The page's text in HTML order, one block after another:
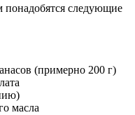
понадобятся следующие
(примерно 200 г)
масла